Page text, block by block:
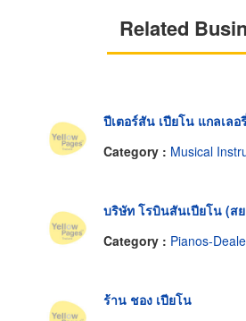
Related
ปีเตอร์สัน เปียโน แกลเลอ
Category : Musical
บริษัท โรบินสันเปียโน (ส
Category : Pianos-
ร้าน ชอง เปียโน